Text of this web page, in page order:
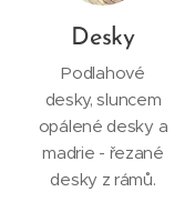
Desky
Podlahové
desky, sluncem
opálené desky a
madrie - řezané
desky z rámů.